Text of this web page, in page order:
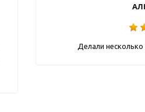
Делали